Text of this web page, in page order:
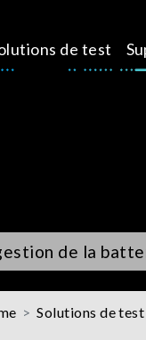
de test
de la
Solutions de test